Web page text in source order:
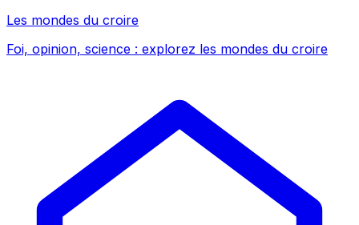
Les mondes du croire
Foi, opinion, science : explorez les mondes du croire